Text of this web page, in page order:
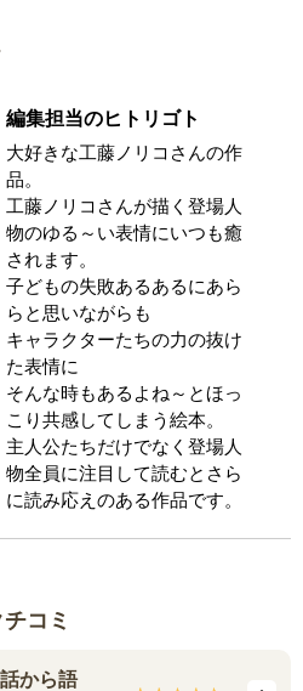
編集担当のヒトリゴト
大好きな工藤ノリコさんの作
品。
工藤ノリコさんが描く登場人
物のゆる～い表情にいつも癒
されます。
子どもの失敗あるあるにあら
らと思いながらも
キャラクターたちの力の抜け
た表情に
そんな時もあるよね～とほっ
こり共感してしまう絵本。
主人公たちだけでなく登場人
物全員に注目して読むとさら
に読み応えのある作品です。
コミ
から語